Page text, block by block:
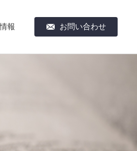
報 お問い合わせ